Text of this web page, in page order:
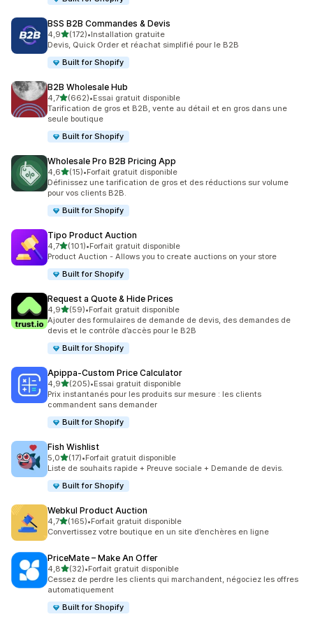
BSS B2B Commandes & Devis
4,9étoile(s) sur 5
(172)
172 avis au total
•Installation gratuite
Devis, Quick Order et réachat simplifié pour le B2B
Built for Shopify
B2B Wholesale Hub
4,7étoile(s) sur 5
(662)
662 avis au total
•Essai gratuit disponible
Tarification de gros et B2B, vente au détail et en gros dans une
seule boutique
Built for Shopify
Wholesale Pro B2B Pricing App
4,6étoile(s) sur 5
(15)
15 avis au total
•Forfait gratuit disponible
Définissez une tarification de gros et des réductions sur volume
pour vos clients B2B.
Built for Shopify
Tipo Product Auction
4,7étoile(s) sur 5
(101)
101 avis au total
•Forfait gratuit disponible
Product Auction - Allows you to create auctions on your store
Built for Shopify
Request a Quote & Hide Prices
4,9étoile(s) sur 5
(59)
59 avis au total
•Forfait gratuit disponible
Ajouter des formulaires de demande de devis, des demandes de
devis et le contrôle d’accès pour le B2B
Built for Shopify
Apippa‑Custom Price Calculator
4,9étoile(s) sur 5
(205)
205 avis au total
•Essai gratuit disponible
Prix instantanés pour les produits sur mesure : les clients
commandent sans demander
Built for Shopify
Fish Wishlist
5,0étoile(s) sur 5
(17)
17 avis au total
•Forfait gratuit disponible
Liste de souhaits rapide + Preuve sociale + Demande de devis.
Built for Shopify
Webkul Product Auction
4,7étoile(s) sur 5
(165)
165 avis au total
•Forfait gratuit disponible
Convertissez votre boutique en un site d’enchères en ligne
PriceMate – Make An Offer
4,8étoile(s) sur 5
(32)
32 avis au total
•Forfait gratuit disponible
Cessez de perdre les clients qui marchandent, négociez les offres
automatiquement
Built for Shopify